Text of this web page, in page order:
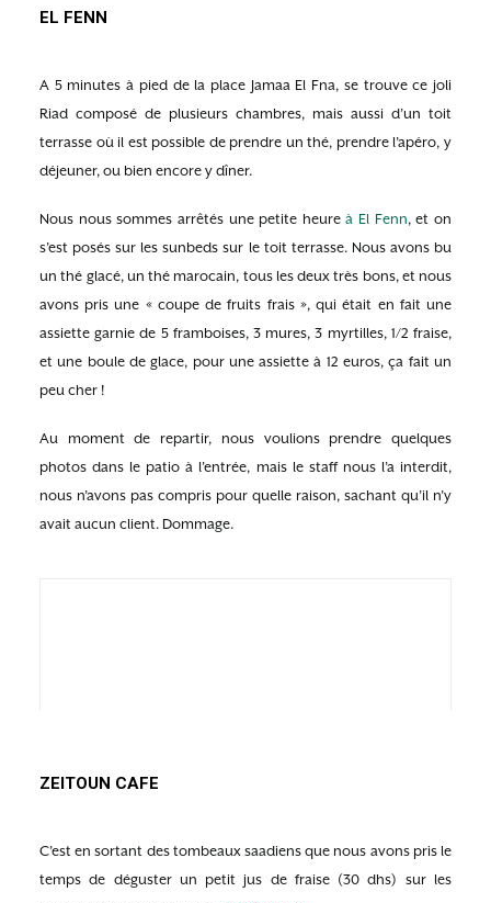
EL FENN
A 5 minutes à pied de la place Jamaa El Fna, se trouve ce joli
Riad composé de plusieurs chambres, mais aussi d’un toit
terrasse où il est possible de prendre un thé, prendre l’apéro, y
déjeuner, ou bien encore y dîner.
Nous nous sommes arrêtés une petite heureà El Fenn, et on
s’est posés sur les sunbeds sur le toit terrasse. Nous avons bu
un thé glacé, un thé marocain, tous les deux très bons, et nous
avons pris une « coupe de fruits frais », qui était en fait une
assiette garnie de 5 framboises, 3 mures, 3 myrtilles, 1/2 fraise,
et une boule de glace, pour une assiette à 12 euros, ça fait un
peu cher !
Au moment de repartir, nous voulions prendre quelques
photos dans le patio à l’entrée, mais le staff nous l’a interdit,
nous n’avons pas compris pour quelle raison, sachant qu’il n’y
avait aucun client. Dommage.
ZEITOUN CAFE
C’est en sortant des tombeaux saadiens que nous avons pris le
temps de déguster un petit jus de fraise (30 dhs) sur les